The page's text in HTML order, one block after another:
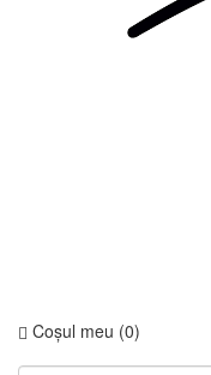
Coşul meu (0)